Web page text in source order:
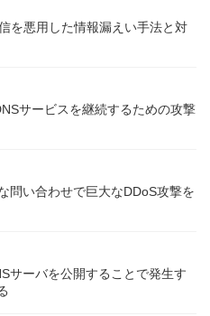
を悪用した情報漏えい手法と対
サービスを継続するための攻撃
問い合わせで巨大なDDoS攻撃を
サーバを公開することで発生す